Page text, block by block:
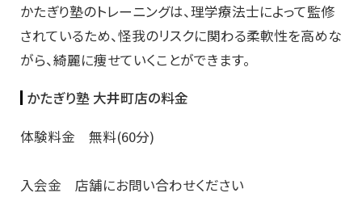
かたぎり塾のトレーニングは、理学療法士によって監修
されているため、怪我のリスクに関わる柔軟性を高めな
がら、綺麗に痩せていくことができます。
かたぎり塾 大井町店の料金
体験料金 無料(60分)
入会金 店舗にお問い合わせください